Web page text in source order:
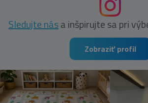
Sledujte nása inšpirujte sa pri
Zobraziť profil